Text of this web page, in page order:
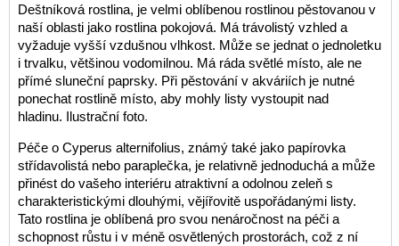
Deštníková rostlina, je velmi oblíbenou rostlinou pěstovanou v
naší oblasti jako rostlina pokojová. Má trávolistý vzhled a
vyžaduje vyšší vzdušnou vlhkost. Může se jednat o jednoletku
i trvalku, většinou vodomilnou. Má ráda světlé místo, ale ne
přímé sluneční paprsky. Při pěstování v akváriích je nutné
ponechat rostlině místo, aby mohly listy vystoupit nad
hladinu. Ilustrační foto.
Péče o Cyperus alternifolius, známý také jako papírovka
střídavolistá nebo paraplečka, je relativně jednoduchá a může
přinést do vašeho interiéru atraktivní a odolnou zeleň s
charakteristickými dlouhými, vějířovitě uspořádanými listy.
Tato rostlina je oblíbená pro svou nenáročnost na péči a
schopnost růstu i v méně osvětlených prostorách, což z ní